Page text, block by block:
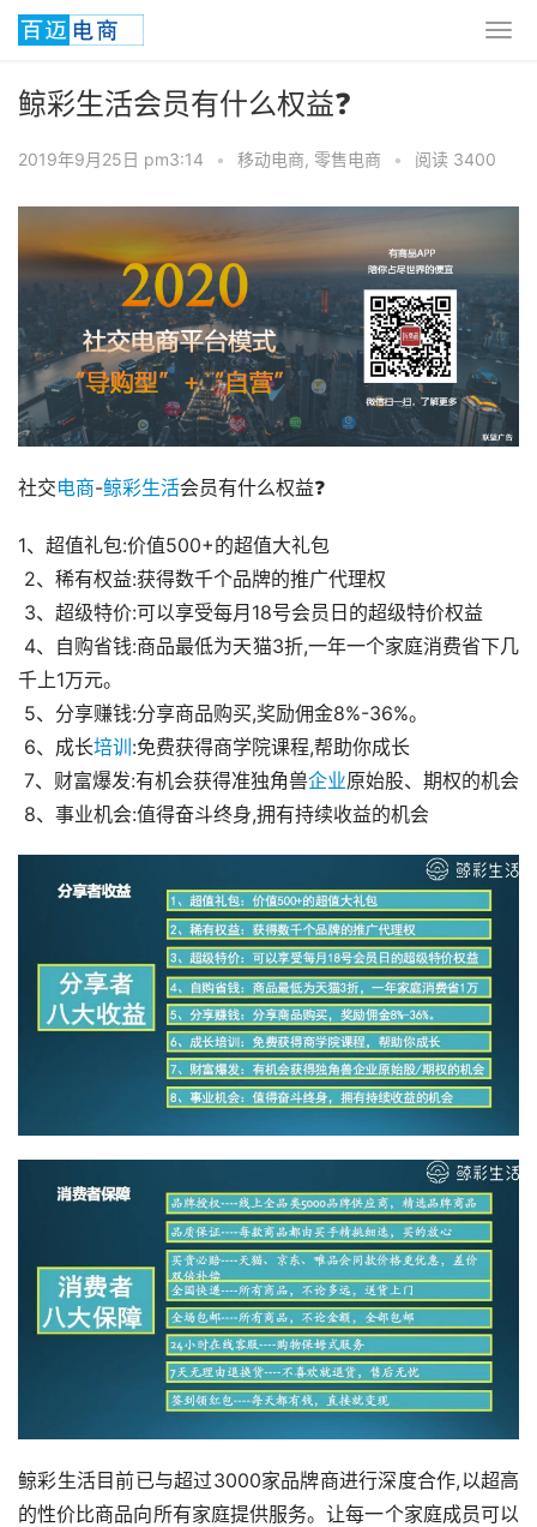
鲸彩生活会员有什么权益❓
2019年9月25日 pm3:14 • 移动电商, 零售电商 • 阅读 3400
社交电商-鲸彩生活会员有什么权益❓
1、超值礼包:价值500+的超值大礼包
2、稀有权益:获得数千个品牌的推广代理权
3、超级特价:可以享受每月18号会员日的超级特价权益
千上1万元。
5、分享赚钱:分享商品购买,奖励佣金8%-36%。
6、成长培训:免费获得商学院课程,帮助你成长
7、财富爆发:有机会获得准独角兽企业原始股、期权的机会
8、事业机会:值得奋斗终身,拥有持续收益的机会
鲸彩生活目前已与超过3000家品牌商进行深度合作,以超高
的性价比商品向所有家庭提供服务。让每一个家庭成员可以